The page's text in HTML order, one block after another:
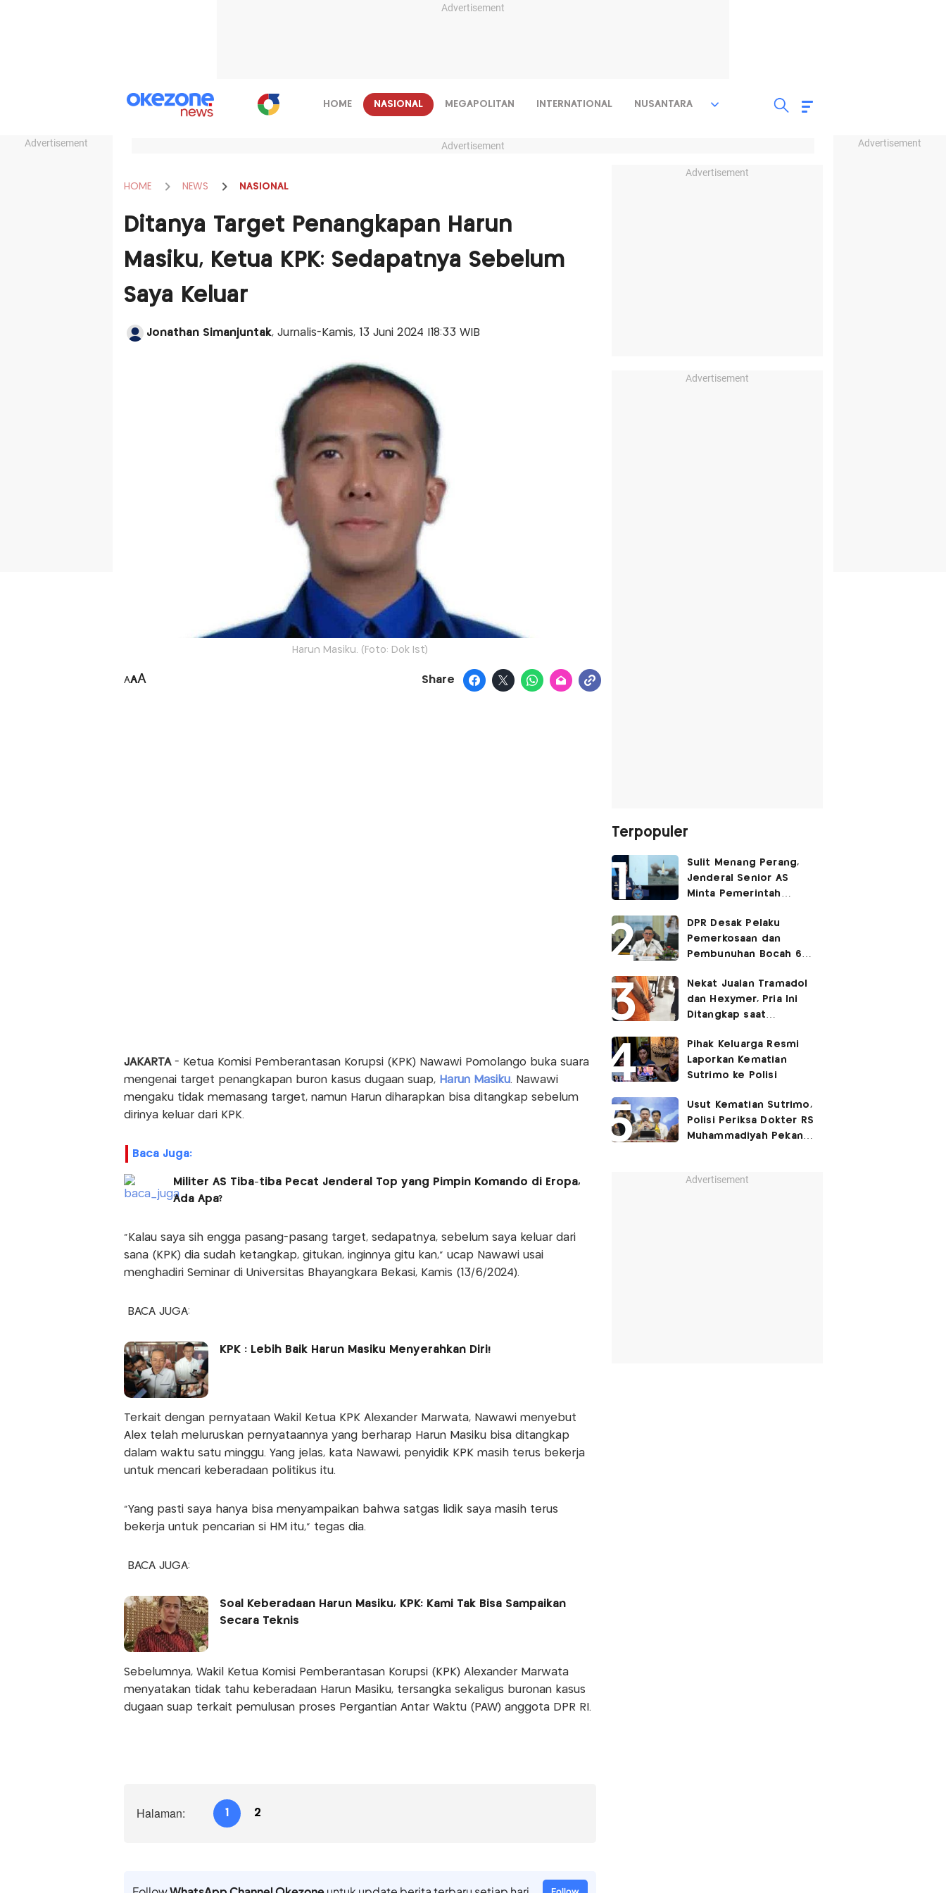
Advertisement
Advertisement Advertisement
HOME NASIONAL MEGAPOLITAN INTERNATIONAL NUSANTARA
Advertisement
HOME NEWS NASIONAL
Ditanya Target Penangkapan Harun
Masiku, Ketua KPK: Sedapatnya Sebelum
Saya Keluar
Jonathan Simanjuntak, Jurnalis-Kamis, 13 Juni 2024 |18:33 WIB
Harun Masiku. (Foto: Dok Ist)
AAA Share
JAKARTA- Ketua Komisi Pemberantasan Korupsi (KPK) Nawawi Pomolango buka suara
mengenai target penangkapan buron kasus dugaan suap, Harun Masiku. Nawawi
mengaku tidak memasang target, namun Harun diharapkan bisa ditangkap sebelum
dirinya keluar dari KPK.
Baca Juga:
Militer AS Tiba-tiba Pecat Jenderal Top yang Pimpin Komando di Eropa,
Ada Apa?
"Kalau saya sih engga pasang-pasang target, sedapatnya, sebelum saya keluar dari
sana (KPK) dia sudah ketangkap, gitukan, inginnya gitu kan," ucap Nawawi usai
menghadiri Seminar di Universitas Bhayangkara Bekasi, Kamis (13/6/2024).
BACA JUGA:
KPK : Lebih Baik Harun Masiku Menyerahkan Diri!
Terkait dengan pernyataan Wakil Ketua KPK Alexander Marwata, Nawawi menyebut
Alex telah meluruskan pernyataannya yang berharap Harun Masiku bisa ditangkap
dalam waktu satu minggu. Yang jelas, kata Nawawi, penyidik KPK masih terus bekerja
untuk mencari keberadaan politikus itu.
"Yang pasti saya hanya bisa menyampaikan bahwa satgas lidik saya masih terus
bekerja untuk pencarian si HM itu," tegas dia.
BACA JUGA:
Soal Keberadaan Harun Masiku, KPK: Kami Tak Bisa Sampaikan
Secara Teknis
Sebelumnya, Wakil Ketua Komisi Pemberantasan Korupsi (KPK) Alexander Marwata
menyatakan tidak tahu keberadaan Harun Masiku, tersangka sekaligus buronan kasus
dugaan suap terkait pemulusan proses Pergantian Antar Waktu (PAW) anggota DPR RI.
Halaman: 1 2
Advertisement
Advertisement
Terpopuler
Sulit Menang Perang,
Jenderal Senior AS
Minta Pemerintah
Lawan Iran
DPR Desak Pelaku
Pemerkosaan dan
Pembunuhan Bocah 6
Dihukum Seumur Hidup
Nekat Jualan Tramadol
dan Hexymer, Pria Ini
Ditangkap saat
Pihak Keluarga Resmi
Laporkan Kematian
Sutrimo ke Polisi
Usut Kematian Sutrimo,
Polisi Periksa Dokter RS
Muhammadiyah Pekan
Advertisement